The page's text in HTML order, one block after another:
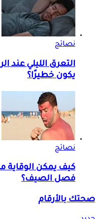
نصائح
التعرق الليلي
يكون خطيرًا؟
نصائح
كيف يمكن الوقاية
فصل الصيف؟
صحتك بالأرقام